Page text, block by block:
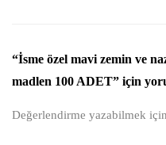
“İsme özel mavi zemin ve
madlen 100 ADET” için
Değerlendirme yazabilmek için